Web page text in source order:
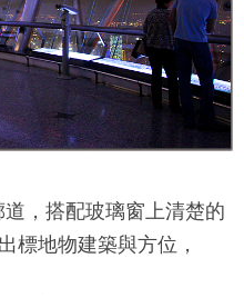
，搭配玻璃窗上清楚的
標地物建築與方位，